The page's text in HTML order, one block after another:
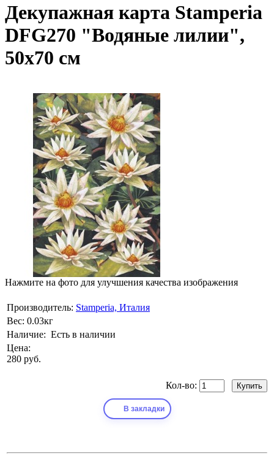
Декупажная карта Stamperia
DFG270 "Водяные лилии",
50х70 см
Нажмите на фото для улучшения качества изображения
Производитель: Stamperia, Италия
Вес: 0.03кг
Наличие: Есть в наличии
Цена:
280 руб.
Кол-во:
В закладки